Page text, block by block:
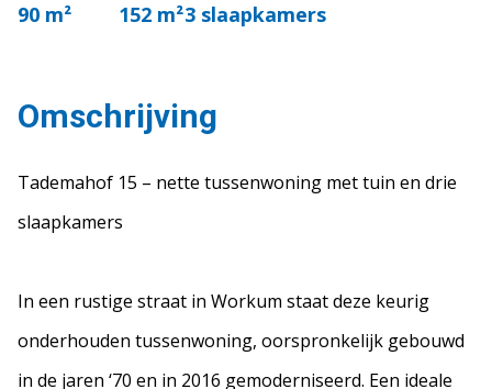
90 m² 152 m²3 slaapkamers
Omschrijving
Tademahof 15 – nette tussenwoning met tuin en drie
slaapkamers
In een rustige straat in Workum staat deze keurig
onderhouden tussenwoning, oorspronkelijk gebouwd
in de jaren ‘70 en in 2016 gemoderniseerd. Een ideale